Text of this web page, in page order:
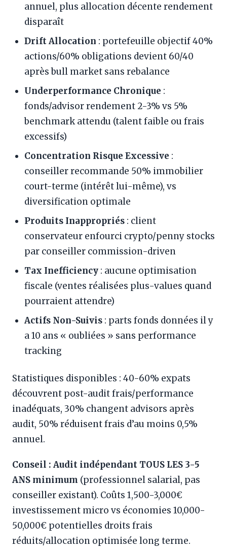
annuel, plus allocation décente rendement
disparaît
Drift Allocation : portefeuille objectif 40%
actions/60% obligations devient 60/40
après bull market sans rebalance
Underperformance Chronique :
fonds/advisor rendement 2-3% vs 5%
benchmark attendu (talent faible ou frais
excessifs)
Concentration Risque Excessive :
conseiller recommande 50% immobilier
court-terme (intérêt lui-même), vs
diversification optimale
Produits Inappropriés : client
conservateur enfourci crypto/penny stocks
par conseiller commission-driven
Tax Inefficiency : aucune optimisation
fiscale (ventes réalisées plus-values quand
pourraient attendre)
Actifs Non-Suivis : parts fonds données il y
a 10 ans « oubliées » sans performance
tracking
Statistiques disponibles : 40-60% expats
découvrent post-audit frais/performance
inadéquats, 30% changent advisors après
audit, 50% réduisent frais d’au moins 0,5%
annuel.
Conseil : Audit indépendant TOUS LES 3-5
ANS minimum (professionnel salarial, pas
conseiller existant). Coûts 1,500-3,000€
investissement micro vs économies 10,000-
50,000€ potentielles droits frais
réduits/allocation optimisée long terme.